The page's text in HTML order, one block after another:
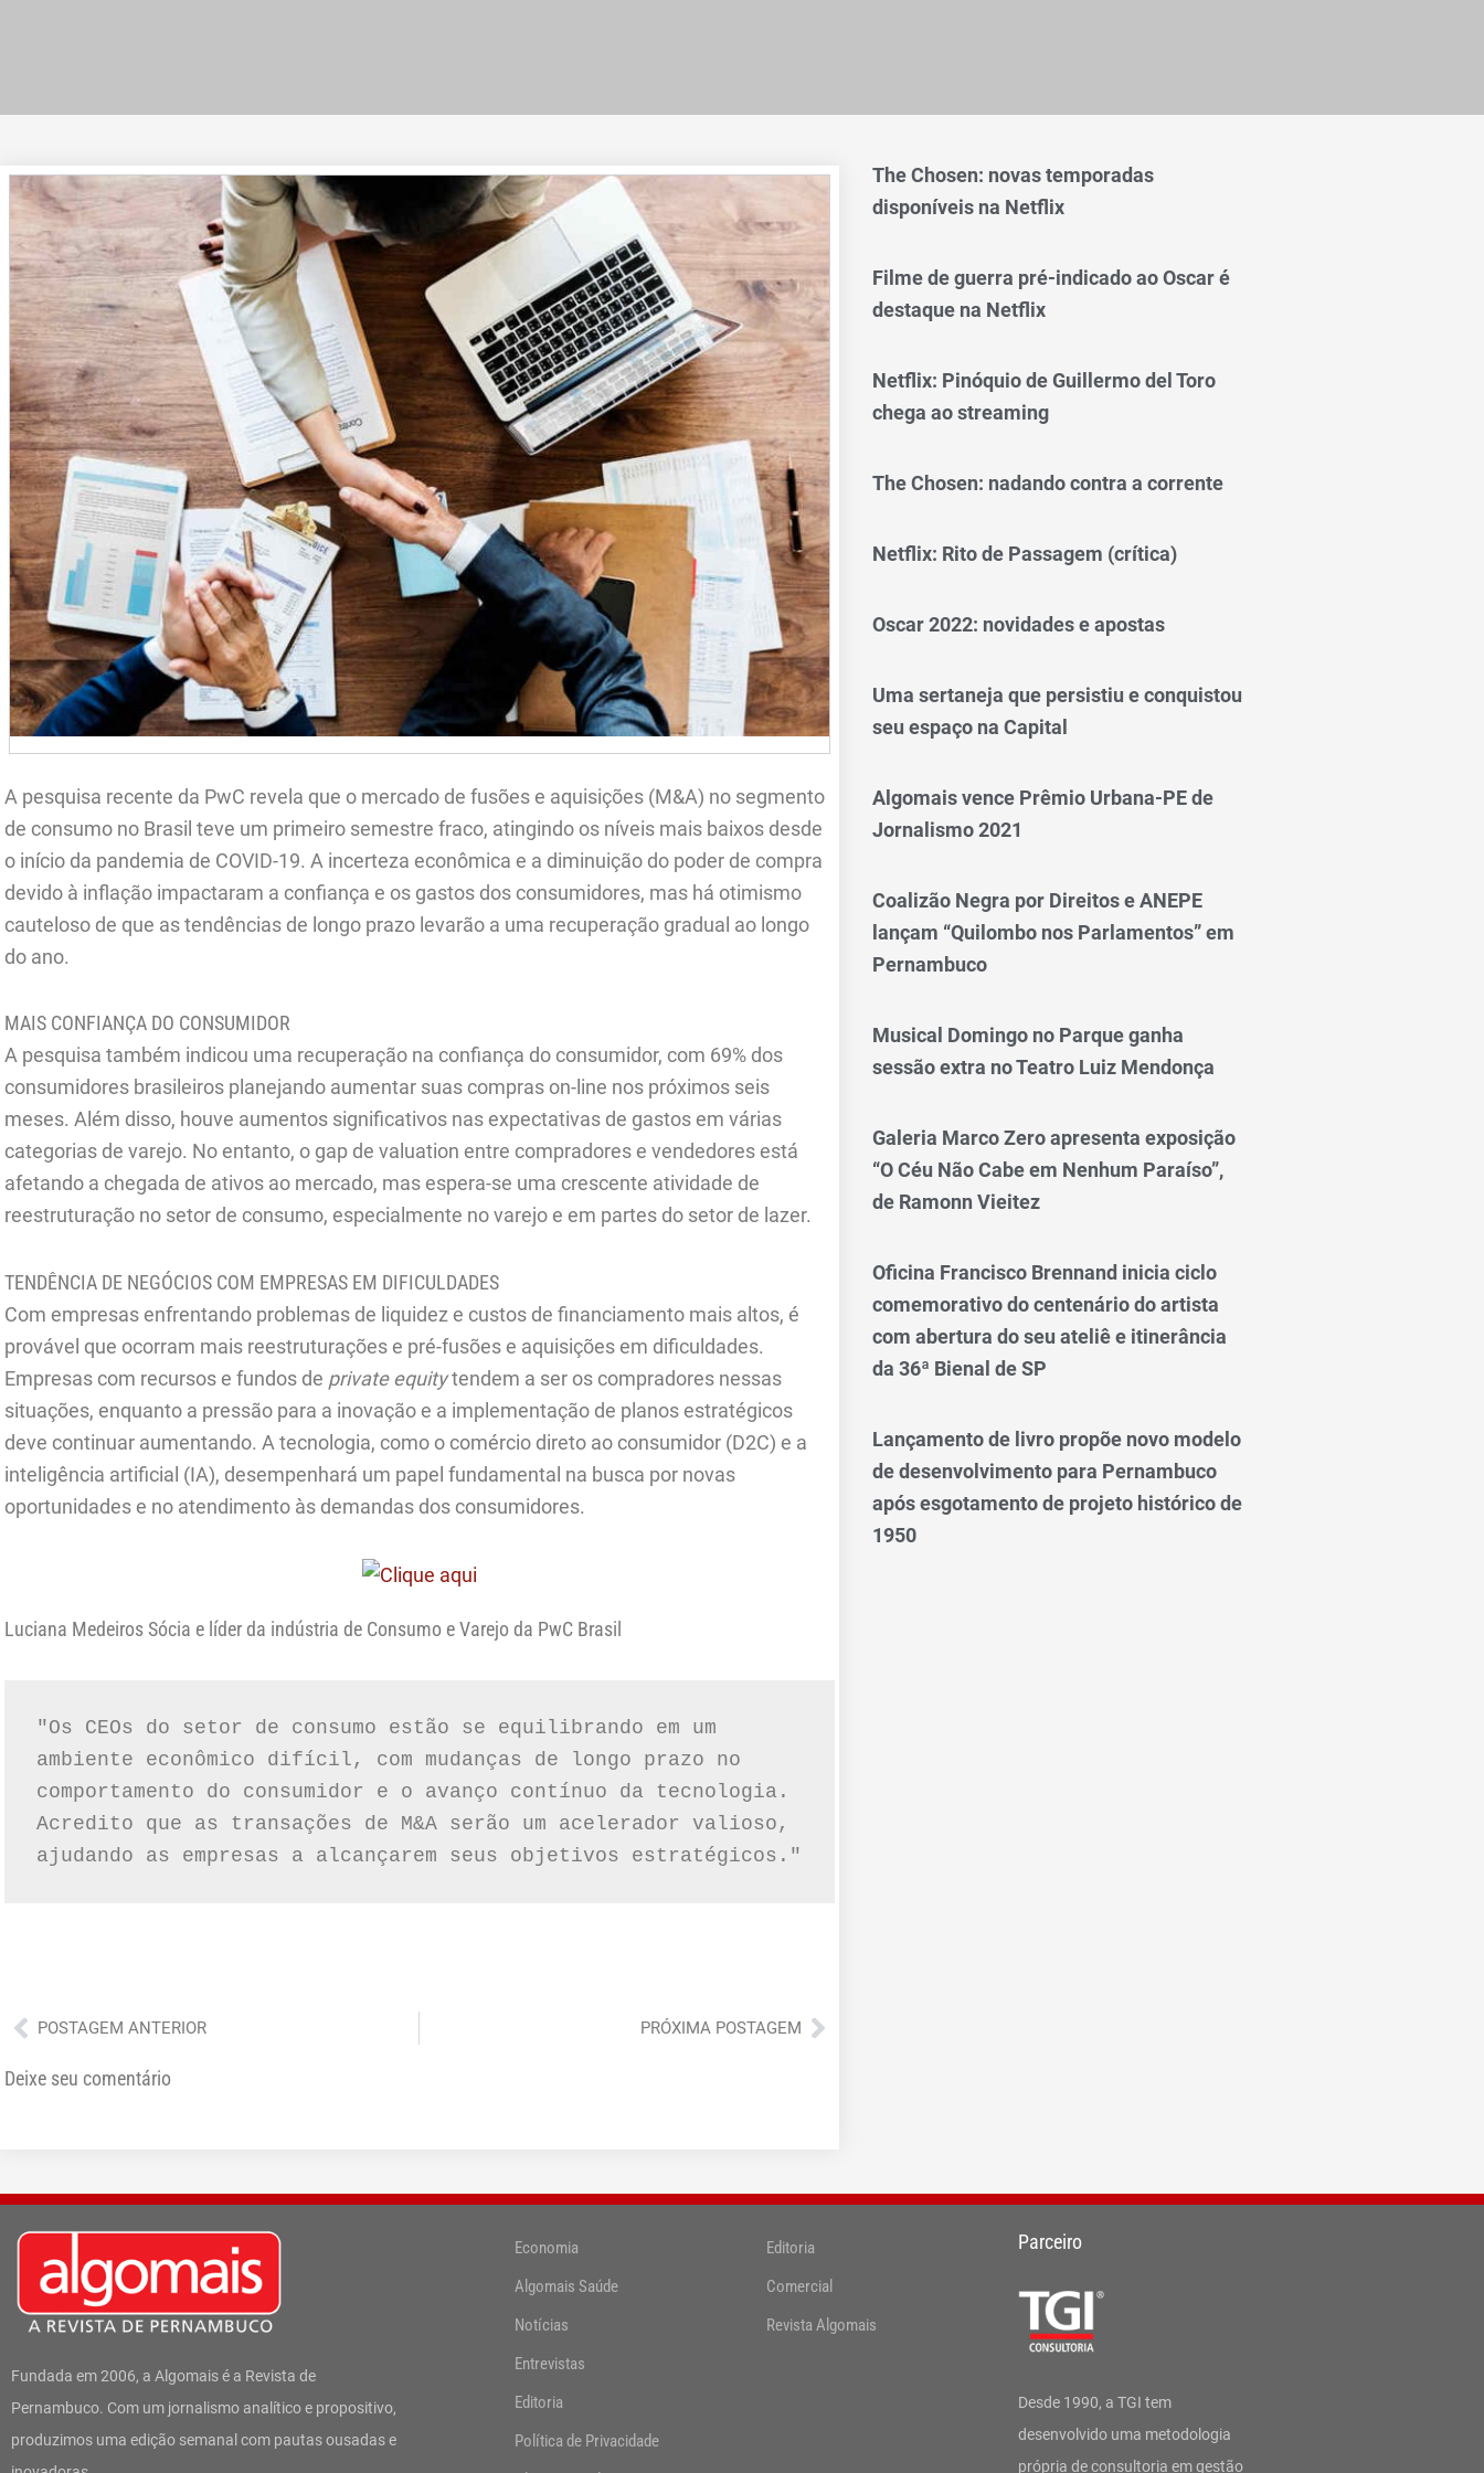
A pesquisa recente da PwC revela que o mercado de fusões e aquisições (M&A) no segmento
de consumo no Brasil teve um primeiro semestre fraco, atingindo os níveis mais baixos desde
o início da pandemia de COVID-19. A incerteza econômica e a diminuição do poder de compra
devido à inflação impactaram a confiança e os gastos dos consumidores, mas há otimismo
cauteloso de que as tendências de longo prazo levarão a uma recuperação gradual ao longo
do ano.
MAIS CONFIANÇA DO CONSUMIDOR
A pesquisa também indicou uma recuperação na confiança do consumidor, com 69% dos
consumidores brasileiros planejando aumentar suas compras on-line nos próximos seis
meses. Além disso, houve aumentos significativos nas expectativas de gastos em várias
categorias de varejo. No entanto, o gap de valuation entre compradores e vendedores está
afetando a chegada de ativos ao mercado, mas espera-se uma crescente atividade de
reestruturação no setor de consumo, especialmente no varejo e em partes do setor de lazer.
TENDÊNCIA DE NEGÓCIOS COM EMPRESAS EM DIFICULDADES
Com empresas enfrentando problemas de liquidez e custos de financiamento mais altos, é
provável que ocorram mais reestruturações e pré-fusões e aquisições em dificuldades.
Empresas com recursos e fundos de private equitytendem a ser os compradores nessas
situações, enquanto a pressão para a inovação e a implementação de planos estratégicos
deve continuar aumentando. A tecnologia, como o comércio direto ao consumidor (D2C) e a
inteligência artificial (IA), desempenhará um papel fundamental na busca por novas
oportunidades e no atendimento às demandas dos consumidores.
Luciana Medeiros Sócia e líder da indústria de Consumo e Varejo da PwC Brasil
"Os CEOs do setor de consumo estão se equilibrando em um
ambiente econômico difícil, com mudanças de longo prazo no
comportamento do consumidor e o avanço contínuo da tecnologia.
Acredito que as transações de M&A serão um acelerador valioso,
Anterior
POSTAGEM ANTERIOR PRÓXIMA POSTAGEMPróximo
Deixe seu comentário
The Chosen: novas temporadas
disponíveis na Netflix
Filme de guerra pré-indicado ao Oscar é
destaque na Netflix
Netflix: Pinóquio de Guillermo del Toro
chega ao streaming
The Chosen: nadando contra a corrente
Netflix: Rito de Passagem (crítica)
Oscar 2022: novidades e apostas
Uma sertaneja que persistiu e conquistou
seu espaço na Capital
Algomais vence Prêmio Urbana-PE de
Jornalismo 2021
Coalizão Negra por Direitos e ANEPE
lançam “Quilombo nos Parlamentos” em
Pernambuco
Musical Domingo no Parque ganha
sessão extra no Teatro Luiz Mendonça
Galeria Marco Zero apresenta exposição
“O Céu Não Cabe em Nenhum Paraíso”,
de Ramonn Vieitez
Oficina Francisco Brennand inicia ciclo
comemorativo do centenário do artista
com abertura do seu ateliê e itinerância
da 36ª Bienal de SP
Lançamento de livro propõe novo modelo
de desenvolvimento para Pernambuco
após esgotamento de projeto histórico de
1950
Fundada em 2006, a Algomais é a Revista de
Pernambuco. Com um jornalismo analítico e propositivo,
produzimos uma edição semanal com pautas ousadas e
Economia
Algomais Saúde
Notícias
Entrevistas
Editoria
Política de Privacidade
Editoria
Comercial
Revista Algomais
Parceiro
Desde 1990, a TGI tem
desenvolvido uma metodologia
própria de consultoria em gestão